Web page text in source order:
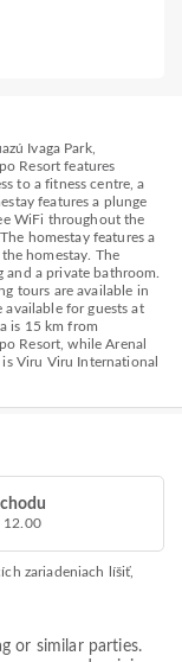
Ivaga Park,
Resort features
to a fitness centre, a
features a plunge
WiFi throughout the
homestay features a
homestay. The
a private bathroom.
tours are available in
available for guests at
is 15 km from
Resort, while Arenal
Viru Viru International
12.00
zariadeniach líšiť,
or similar parties.